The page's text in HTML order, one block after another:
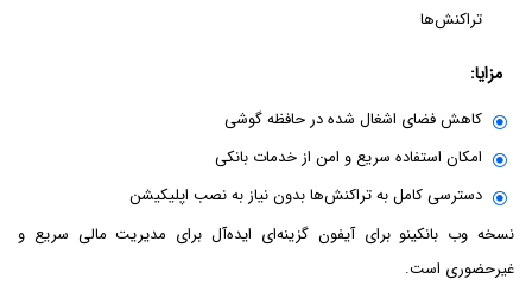
تراکنش‌ها
مزایا:
کاهش فضای اشغال شده در حافظه گوشی
امکان استفاده سریع و امن از خدمات بانکی
دسترسی کامل به تراکنش‌ها بدون نیاز به نصب اپلیکیشن
نسخه وب بانکینو برای آیفون گزینه‌ای ایده‌آل برای مدیریت مالی سریع و
غیرحضوری است.